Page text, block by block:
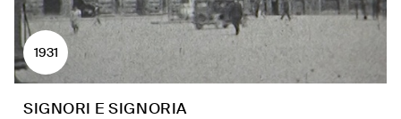
1931
SIGNORI E SIGNORIA